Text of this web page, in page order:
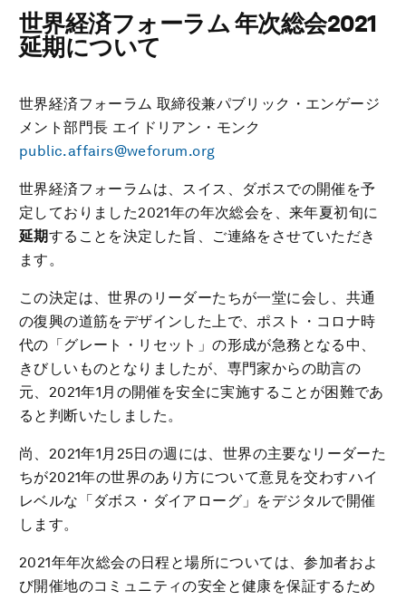
世界経済フォーラム 年次総会2021
延期について
世界経済フォーラム 取締役兼パブリック・エンゲージ
メント部門長 エイドリアン・モンク
public.affairs@weforum.org
世界経済フォーラムは、スイス、ダボスでの開催を予
定しておりました2021年の年次総会を、来年夏初旬に
延期することを決定した旨、ご連絡をさせていただき
ます。
この決定は、世界のリーダーたちが一堂に会し、共通
の復興の道筋をデザインした上で、ポスト・コロナ時
代の「グレート・リセット」の形成が急務となる中、
きびしいものとなりましたが、専門家からの助言の
元、2021年1月の開催を安全に実施することが困難であ
ると判断いたしました。
尚、2021年1月25日の週には、世界の主要なリーダーた
ちが2021年の世界のあり方について意見を交わすハイ
レベルな「ダボス・ダイアローグ」をデジタルで開催
します。
2021年年次総会の日程と場所については、参加者およ
び開催地のコミュニティの安全と健康を保証するため